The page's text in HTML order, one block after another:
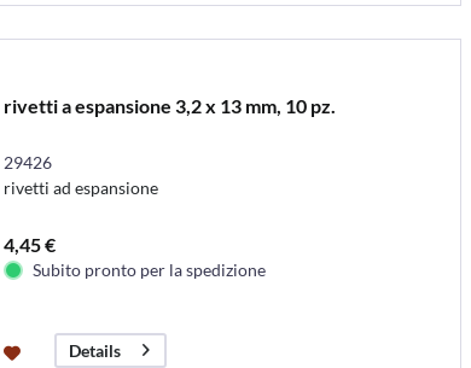
rivetti a espansione 3,2 x 13 mm, 10 pz.
29426
rivetti ad espansione
4,45 €
Subito pronto per la spedizione
Details